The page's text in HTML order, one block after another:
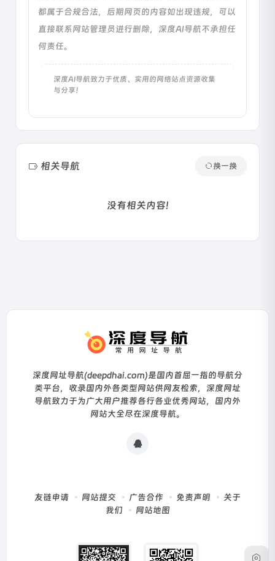
都属于合规合法，后期网页的内容如出现违规，可以
直接联系网站管理员进行删除，深度AI导航不承担任
何责任。
深度AI导航致力于优质、实用的网络站点资源收集
与分享！
相关导航 换一换
没有相关内容!
深度网址导航(deepdhai.com)是国内首屈一指的导航分
类平台，收录国内外各类型网站供网友检索，深度网址
导航致力于为广大用户推荐各行各业优秀网站，国内外
网站大全尽在深度导航。
友链申请 网站提交 广告合作 免责声明
关于
我们
网站地图